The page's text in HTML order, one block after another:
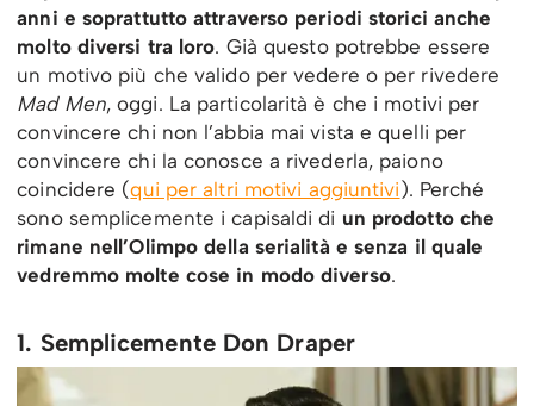
anni e soprattutto attraverso periodi storici anche
molto diversi tra loro. Già questo potrebbe essere
un motivo più che valido per vedere o per rivedere
Mad Men, oggi. La particolarità è che i motivi per
convincere chi non l’abbia mai vista e quelli per
convincere chi la conosce a rivederla, paiono
coincidere (qui per altri motivi aggiuntivi). Perché
sono semplicemente i capisaldi di un prodotto che
rimane nell’Olimpo della serialità e senza il quale
vedremmo molte cose in modo diverso.
1. Semplicemente Don Draper